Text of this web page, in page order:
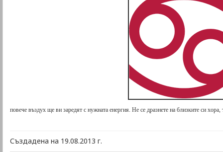
повече въздух ще ви заредят с нужната енергия. Не се дразнете на близките си
Създадена на 19.08.2013 г.